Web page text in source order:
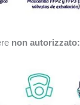
non autorizzato: